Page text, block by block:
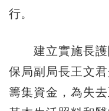
行。
建立實施長護
保局副局長王文
籌集資金，為失